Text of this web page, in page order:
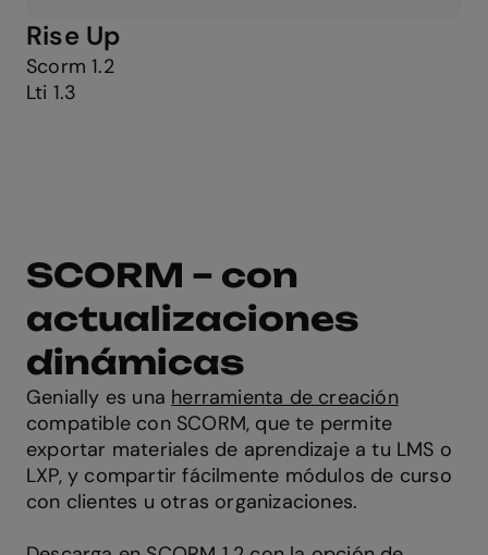
Rise Up
Scorm 1.2
Lti 1.3
SCORM – con
actualizaciones
dinámicas
Genially es una herramienta de creación
compatible con SCORM, que te permite
exportar materiales de aprendizaje a tu LMS o
LXP, y compartir fácilmente módulos de curso
con clientes u otras organizaciones.